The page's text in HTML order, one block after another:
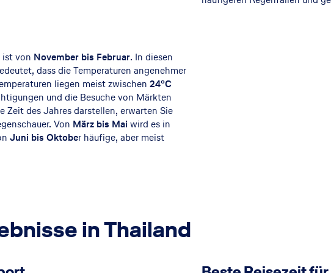
ist von November bis Februar. In diesen
dass die Temperaturen angenehmer
liegen meist zwischen 24°C
und die Besuche von Märkten
Zeit des Jahres darstellen, erwarten Sie
Von März bis Mai wird es in
Juni bis Oktober häufige, aber meist
in Thailand